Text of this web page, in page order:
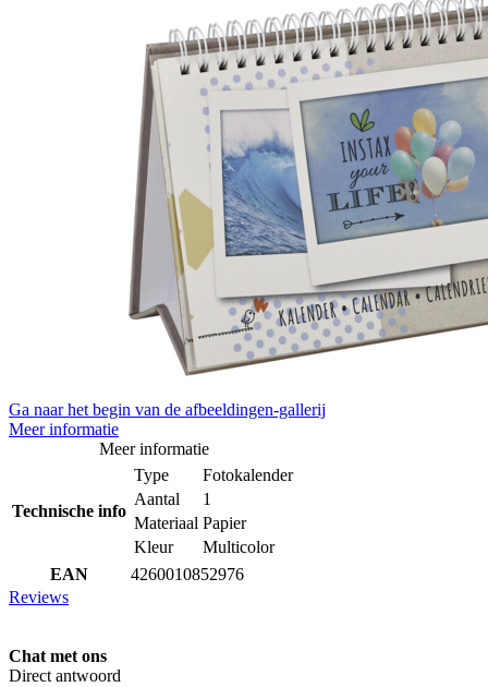
Ga naar het begin van de afbeeldingen-gallerij
Meer informatie
Meer informatie
Technische info
Type
Fotokalender
Aantal
1
Materiaal Papier
Kleur
Multicolor
EAN
4260010852976
Reviews
Chat met ons
Direct antwoord